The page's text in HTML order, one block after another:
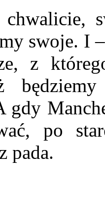
swoje. I
z
gdy
po
pada.